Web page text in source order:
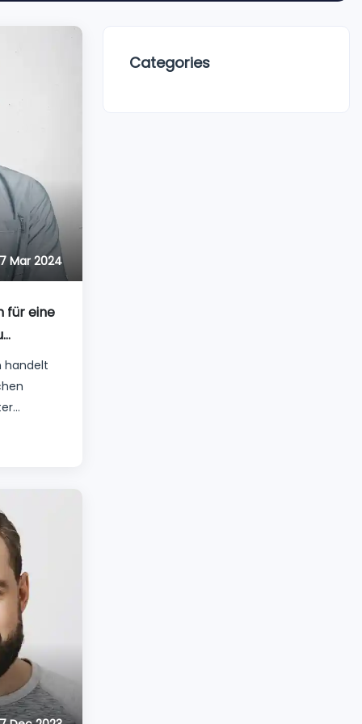
Mar 2024
für eine
handelt
Unit
Categories